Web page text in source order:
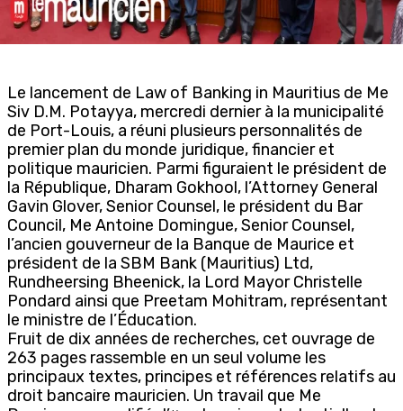
Le lancement de Law of Banking in Mauritius de Me
Siv D.M. Potayya, mercredi dernier à la municipalité
de Port-Louis, a réuni plusieurs personnalités de
premier plan du monde juridique, financier et
politique mauricien. Parmi figuraient le président de
la République, Dharam Gokhool, l’Attorney General
Gavin Glover, Senior Counsel, le président du Bar
Council, Me Antoine Domingue, Senior Counsel,
l’ancien gouverneur de la Banque de Maurice et
président de la SBM Bank (Mauritius) Ltd,
Rundheersing Bheenick, la Lord Mayor Christelle
Pondard ainsi que Preetam Mohitram, représentant
le ministre de l’Éducation.
Fruit de dix années de recherches, cet ouvrage de
263 pages rassemble en un seul volume les
principaux textes, principes et références relatifs au
droit bancaire mauricien. Un travail que Me